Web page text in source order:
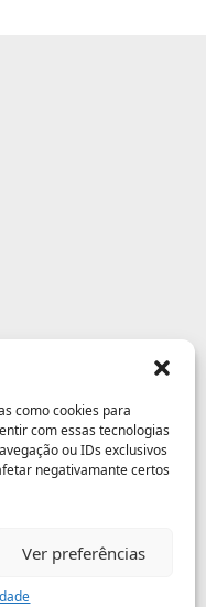
como cookies para
com essas tecnologias
ou IDs exclusivos
negativamante certos
Ver preferências